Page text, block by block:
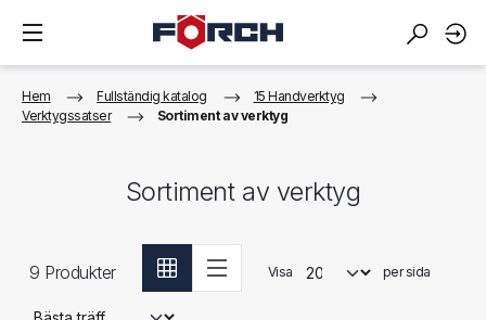
Hem Fullständig katalog
15 Handverktyg
Verktygssatser
Sortiment av verktyg
Sortiment av verktyg
9 Produkter Visa per sida